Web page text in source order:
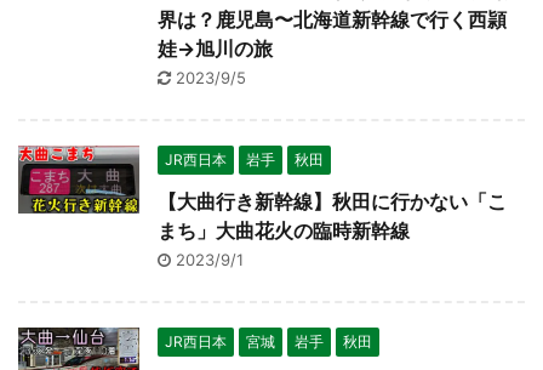
界は？鹿児島〜北海道新幹線で行く西頴
娃→旭川の旅
2023/9/5
JR西日本 岩手 秋田
【大曲行き新幹線】秋田に行かない「こ
まち」大曲花火の臨時新幹線
2023/9/1
JR西日本 宮城 岩手 秋田